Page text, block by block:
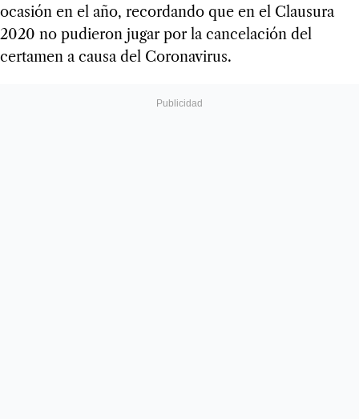
ocasión en el año, recordando que en el Clausura
2020 no pudieron jugar por la cancelación del
certamen a causa del Coronavirus.